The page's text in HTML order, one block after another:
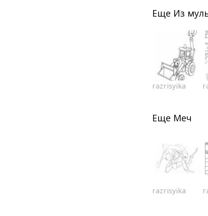
Еще Из
razrisyika
Еще Меч
razrisyika